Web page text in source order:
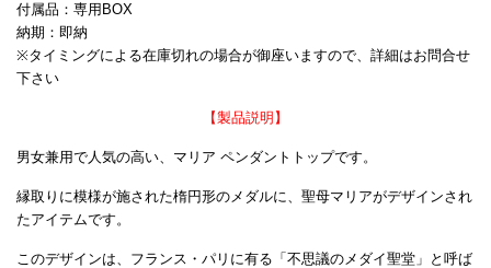
付属品：専用BOX
納期：即納
※タイミングによる在庫切れの場合が御座いますので、詳細はお問合せ
下さい
【製品説明】
男女兼用で人気の高い、マリア ペンダントトップです。
縁取りに模様が施された楕円形のメダルに、聖母マリアがデザインされ
たアイテムです。
このデザインは、フランス・パリに有る「不思議のメダイ聖堂」と呼ば